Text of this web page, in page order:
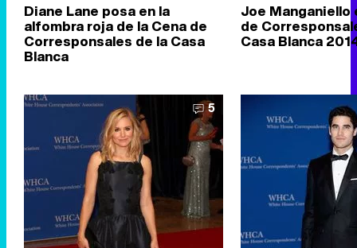
Diane Lane posa en la
alfombra roja de la Cena de
Corresponsales de la Casa
Blanca
Joe Manganiello
de
Casa Blanca
5